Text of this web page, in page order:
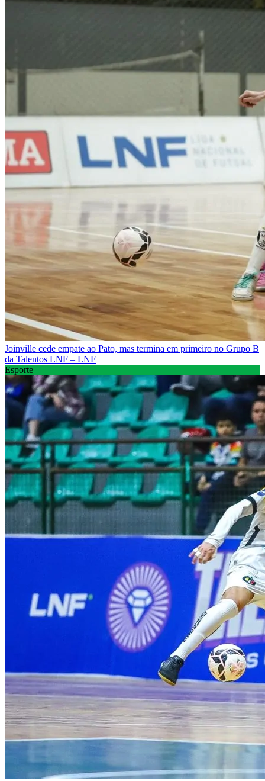
Joinville cede empate ao Pato, mas termina em primeiro no Grupo B
da Talentos LNF – LNF
Esporte